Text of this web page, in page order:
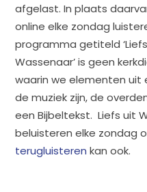
afgelast. In plaats
online elke zondag
programma getiteld
Wassenaar’ is geen
waarin we elementen uit
de muziek zijn, de
een Bijbeltekst. Liefs uit
beluisteren elke zondag
terugluisteren kan ook.